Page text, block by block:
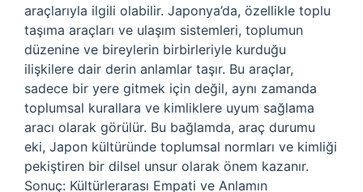
araçlarıyla ilgili olabilir. Japonya’da, özellikle toplu
taşıma araçları ve ulaşım sistemleri, toplumun
düzenine ve bireylerin birbirleriyle kurduğu
ilişkilere dair derin anlamlar taşır. Bu araçlar,
sadece bir yere gitmek için değil, aynı zamanda
toplumsal kurallara ve kimliklere uyum sağlama
aracı olarak görülür. Bu bağlamda, araç durumu
eki, Japon kültüründe toplumsal normları ve kimliği
pekiştiren bir dilsel unsur olarak önem kazanır.
Sonuç: Kültürlerarası Empati ve Anlamın